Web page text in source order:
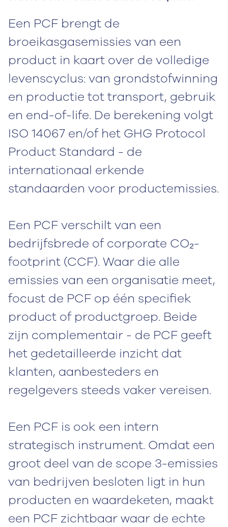
Een PCF brengt de
broeikasgasemissies van een
product in kaart over de volledige
levenscyclus: van grondstofwinning
en productie tot transport, gebruik
en end-of-life. De berekening volgt
ISO 14067 en/of het GHG Protocol
Product Standard - de
internationaal erkende
standaarden voor productemissies.
Een PCF verschilt van een
bedrijfsbrede of corporate CO₂-
footprint (CCF). Waar die alle
emissies van een organisatie meet,
focust de PCF op één specifiek
product of productgroep. Beide
zijn complementair - de PCF geeft
het gedetailleerde inzicht dat
klanten, aanbesteders en
regelgevers steeds vaker vereisen.
Een PCF is ook een intern
strategisch instrument. Omdat een
groot deel van de scope 3-emissies
van bedrijven besloten ligt in hun
producten en waardeketen, maakt
een PCF zichtbaar waar de echte